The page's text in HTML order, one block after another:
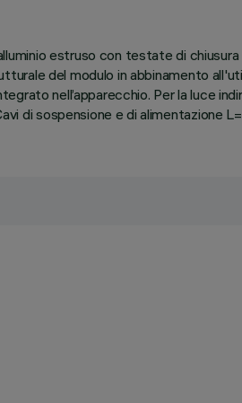
estruso con testate di
del modulo in abbinamento
nell’apparecchio. Per la luce
di sospensione e di alimentazione